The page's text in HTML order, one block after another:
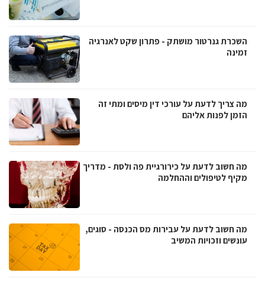
השכרת גנרטור מושתק - פתרון שקט לאנרגיה
זמינה
מה צריך לדעת על עורכי דין מיסים ומתי זה
הזמן לפנות אליהם
מה חשוב לדעת על כירורגיית פה ולסת - מדריך
מקיף לטיפולים וההחלמה
מה חשוב לדעת על עבירות מס הכנסה - סוגים,
עונשים וזכויות המשיב